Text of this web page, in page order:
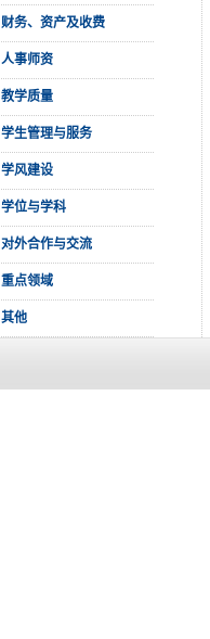
财务、资产及收费
人事师资
教学质量
学生管理与服务
学风建设
学位与学科
对外合作与交流
重点领域
其他